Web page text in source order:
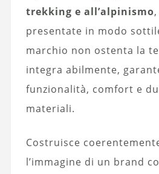
trekking e all’alpinismo
presentate in modo
marchio non ostenta la
integra abilmente,
funzionalità, comfort e
materiali.
Costruisce
l’immagine di un brand